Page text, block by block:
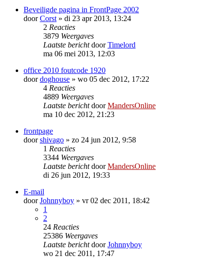
Beveiligde pagina in FrontPage 2002
doorCorst » di 23 apr 2013, 13:24
2 Reacties
3879 Weergaves
Laatste berichtdoorTimelord
ma 06 mei 2013, 12:03
office 2010 foutcode 1920
doordoghouse » wo 05 dec 2012, 17:22
4 Reacties
4889 Weergaves
Laatste berichtdoorMandersOnline
ma 10 dec 2012, 21:23
frontpage
doorshivago » zo 24 jun 2012, 9:58
1 Reacties
3344 Weergaves
Laatste berichtdoorMandersOnline
di 26 jun 2012, 19:33
E-mail
doorJohnnyboy » vr 02 dec 2011, 18:42
1
2
24 Reacties
25386 Weergaves
Laatste berichtdoorJohnnyboy
wo 21 dec 2011, 17:47